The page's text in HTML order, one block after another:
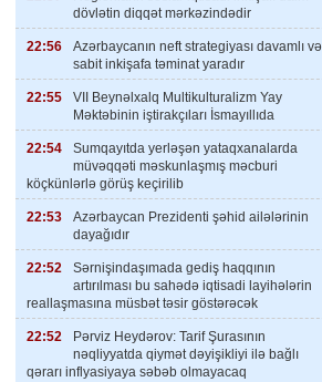
dövlətin diqqət mərkəzindədir
22:56
Azərbaycanın neft strategiyası davamlı və
sabit inkişafa təminat yaradır
22:55
VII Beynəlxalq Multikulturalizm Yay
Məktəbinin iştirakçıları İsmayıllıda
22:54
Sumqayıtda yerləşən yataqxanalarda
müvəqqəti məskunlaşmış məcburi
köçkünlərlə görüş keçirilib
22:53
Azərbaycan Prezidenti şəhid ailələrinin
dayağıdır
22:52
Sərnişindaşımada gediş haqqının
artırılması bu sahədə iqtisadi layihələrin
reallaşmasına müsbət təsir göstərəcək
22:52
Pərviz Heydərov: Tarif Şurasının
nəqliyyatda qiymət dəyişikliyi ilə bağlı
qərarı inflyasiyaya səbəb olmayacaq